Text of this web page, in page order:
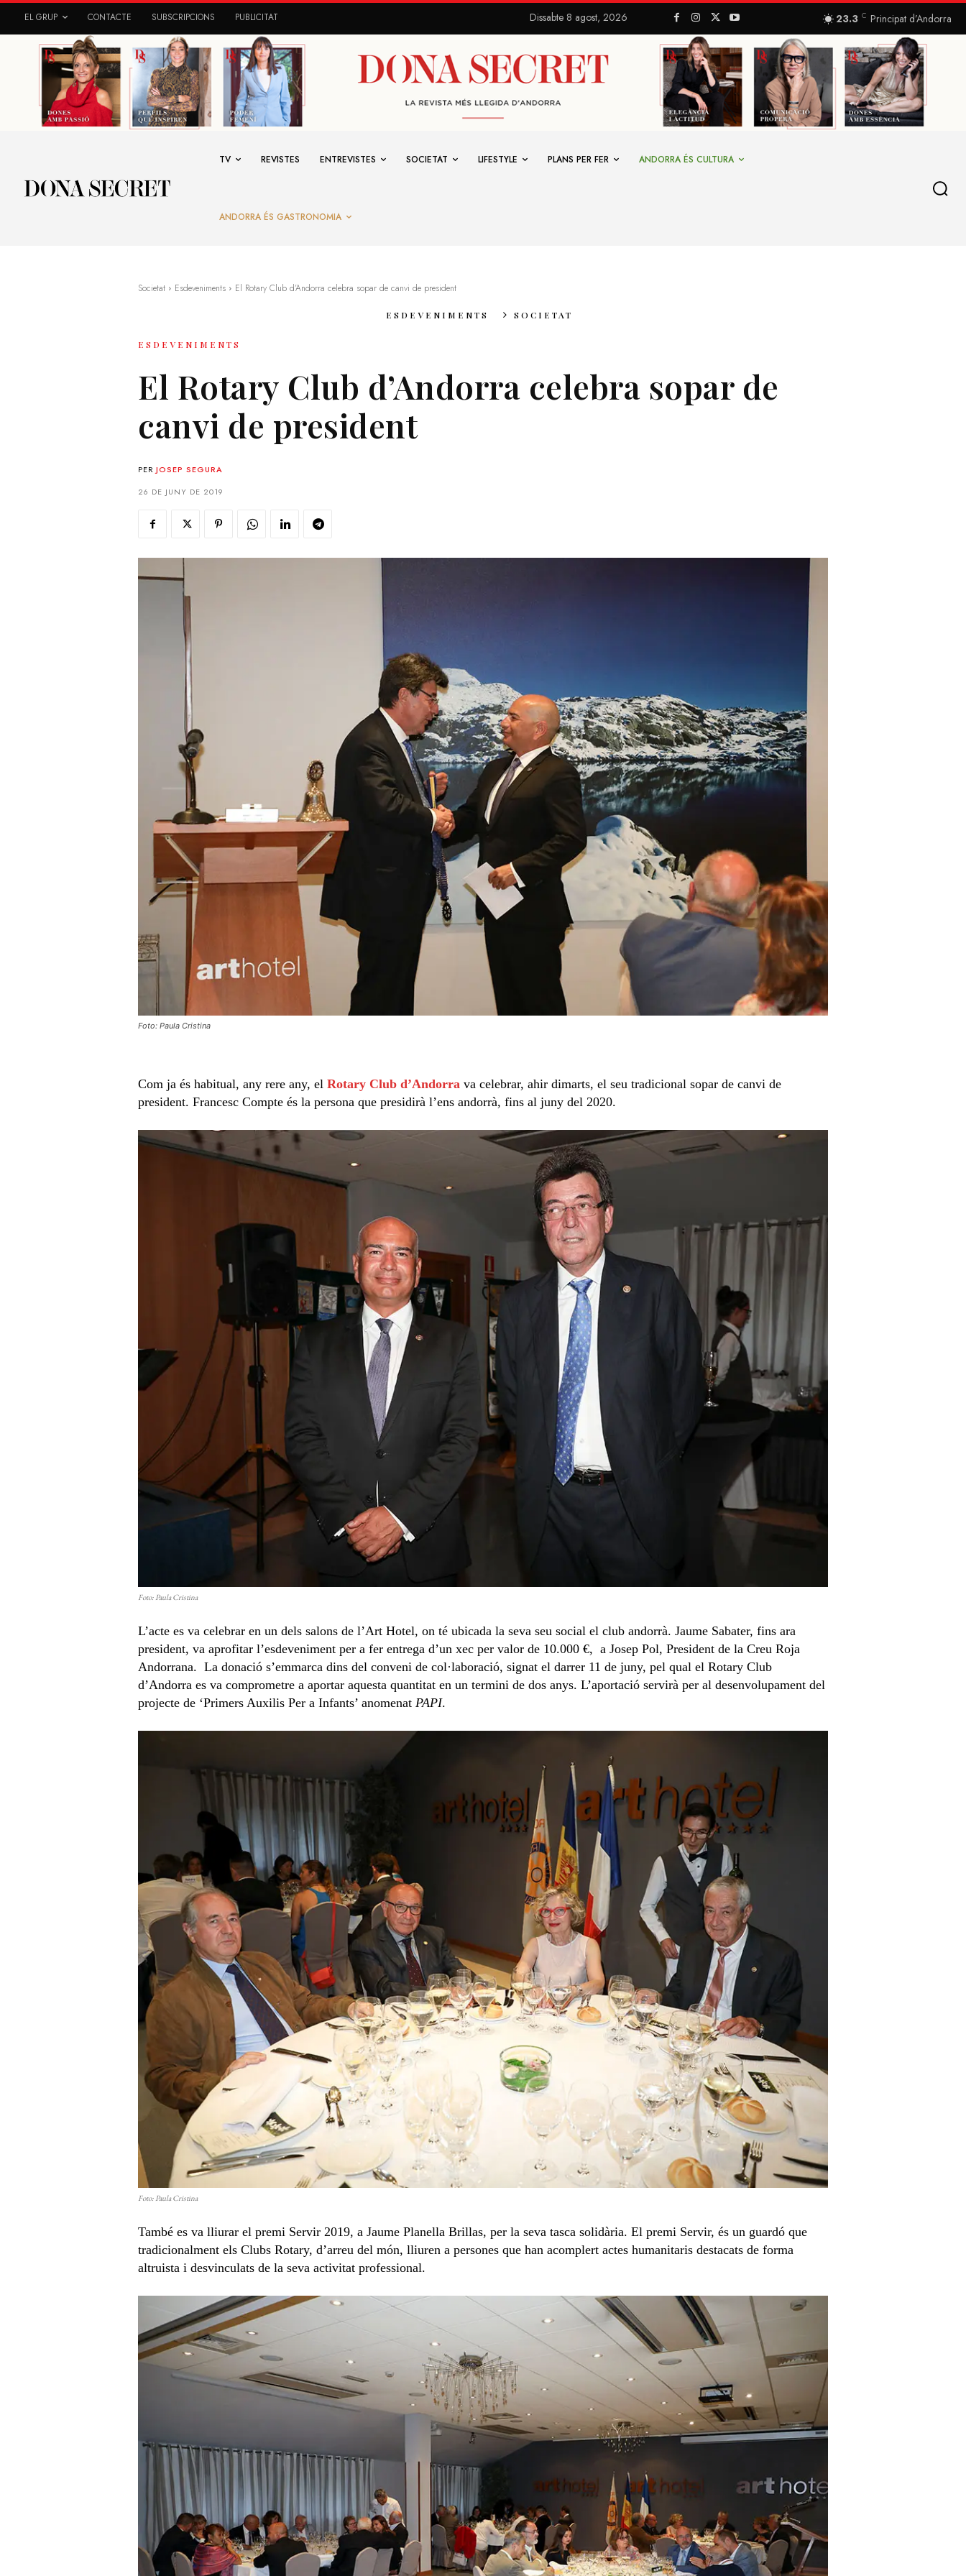
EL GRUP CONTACTE SUBSCRIPCIONS PUBLICITAT Dissabte 8 agost, 2026 23.3 C Principat d’Andorra
TV REVISTES ENTREVISTES SOCIETAT LIFESTYLE PLANS PER FER ANDORRA ÉS CULTURA
ANDORRA ÉS GASTRONOMIA
Societat Esdeveniments El Rotary Club d’Andorra celebra sopar de canvi de president
ESDEVENIMENTS SOCIETAT
ESDEVENIMENTS
El Rotary Club d’Andorra celebra sopar de
canvi de president
PER JOSEP SEGURA
26 DE JUNY DE 2019
Foto: Paula Cristina
Com ja és habitual, any rere any, el Rotary Club d’Andorra va celebrar, ahir dimarts, el seu tradicional sopar de canvi de
president. Francesc Compte és la persona que presidirà l’ens andorrà, fins al juny del 2020.
Foto: Paula Cristina
L’acte es va celebrar en un dels salons de l’Art Hotel, on té ubicada la seva seu social el club andorrà. Jaume Sabater, fins ara
president, va aprofitar l’esdeveniment per a fer entrega d’un xec per valor de 10.000 €, a Josep Pol, President de la Creu Roja
Andorrana. La donació s’emmarca dins del conveni de col·laboració, signat el darrer 11 de juny, pel qual el Rotary Club
d’Andorra es va comprometre a aportar aquesta quantitat en un termini de dos anys. L’aportació servirà per al desenvolupament del
projecte de ‘Primers Auxilis Per a Infants’ anomenat PAPI.
Foto: Paula Cristina
També es va lliurar el premi Servir 2019, a Jaume Planella Brillas, per la seva tasca solidària. El premi Servir, és un guardó que
tradicionalment els Clubs Rotary, d’arreu del món, lliuren a persones que han acomplert actes humanitaris destacats de forma
altruista i desvinculats de la seva activitat professional.